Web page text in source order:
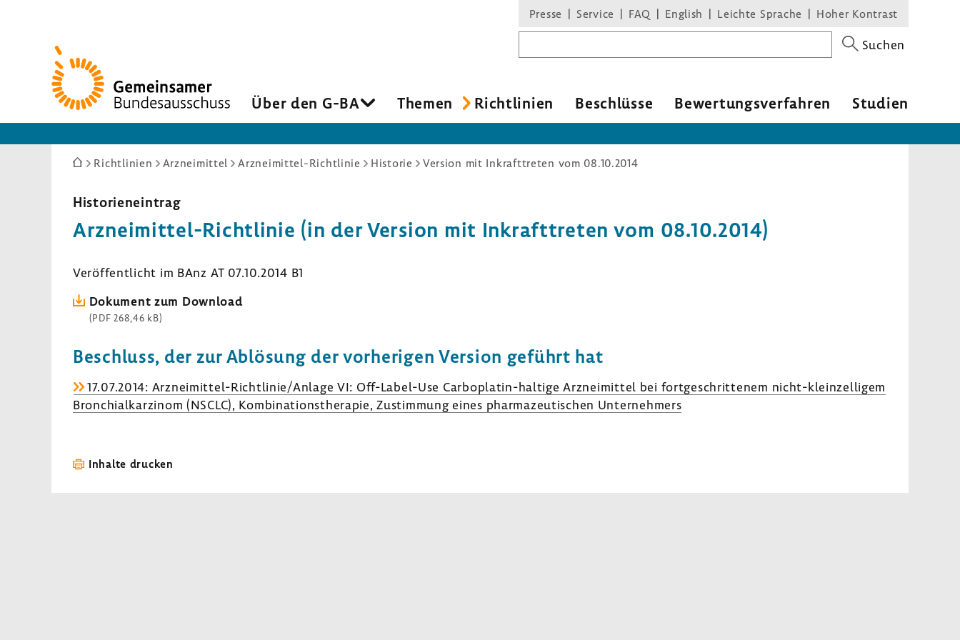
Zur
Startseite
Presse Service FAQ English Leichte Sprache Hoher Kontrast
Suchen
Über den G-BA Themen Richt­li­nien Beschlüsse Bewer­tungs­ver­fahren Studien
Sie
hier:
Richtlinien Arzneimittel Arzneimittel-Richtlinie Historie Version mit Inkrafttreten vom 08.10.2014
Histo­ri­en­ein­trag
Arzneimittel-​Richtlinie (in der Version mit Inkraft­treten vom 08.10.2014)
Veröf­fent­licht im BAnz AT 07.10.2014 B1
Doku­ment zum Down­load
(PDF 268,46 kB)
Beschluss, der zur Ablö­sung der vorhe­rigen Version geführt hat
17.07.2014: Arzneimittel-​Richtlinie/Anlage VI: Off-​Label-Use Carboplatin-​haltige Arznei­mittel bei fort­ge­schrit­tenem nicht-​kleinzelligem
Bron­chi­al­kar­zinom (NSCLC), Kombi­na­ti­ons­the­rapie, Zustim­mung eines phar­ma­zeu­ti­schen Unter­neh­mers
Inhalte drucken